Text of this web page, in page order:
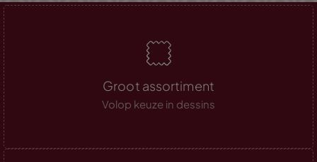
Groot assortiment
Volop keuze in dessins